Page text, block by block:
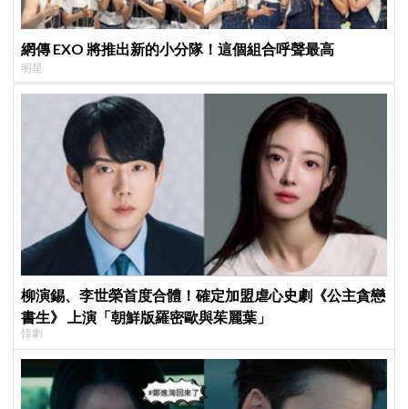
網傳 EXO 將推出新的小分隊！這個組合呼聲最高
明星
柳演錫、李世榮首度合體！確定加盟虐心史劇《公主貪戀
書生》 上演「朝鮮版羅密歐與茱麗葉」
韓劇